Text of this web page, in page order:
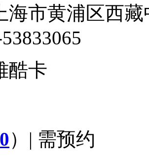
上海市黄浦区西
酷卡
）| 需预约